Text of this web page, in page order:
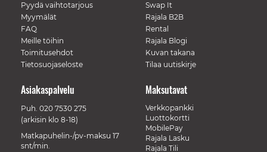
Pyydä vaihtotarjous
Myymälät
FAQ
Meille töihin
Toimitusehdot
Tietosuojaseloste
Swap It
Rajala B2B
Rental
Rajala Blogi
Kuvan takana
Tilaa uutiskirje
Maksutavat
Verkkopankki
Luottokortti
MobilePay
Rajala Lasku
Rajala Tili
Asiakaspalvelu
Puh. 020 7530 275
(arkisin klo 8-18)
Matkapuhelin-/pv-maksu 17
snt/min.